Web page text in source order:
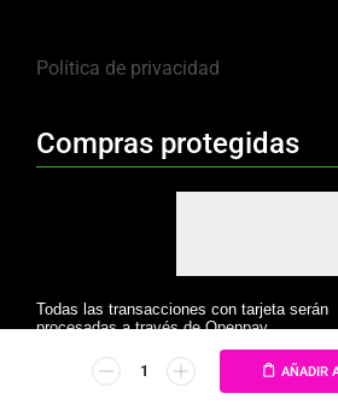
AÑADIR
Política de privacidad
Compras protegidas
Todas las transacciones con tarjeta serán
procesadas a través de Openpay.